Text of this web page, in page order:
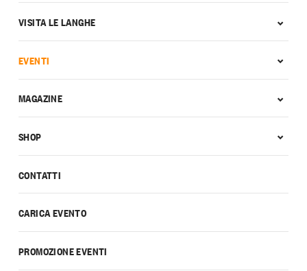
CONTATTI
CARICA EVENTO
PROMOZIONE EVENTI
VISITA LE LANGHE
EVENTI
MAGAZINE
SHOP